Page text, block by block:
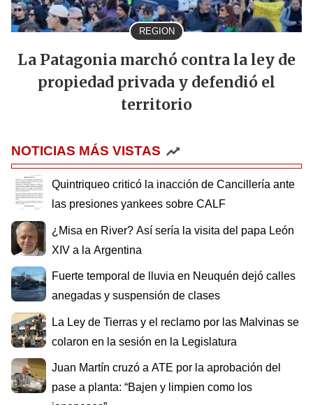
REGION
La Patagonia marchó contra la ley de
propiedad privada y defendió el
territorio
NOTICIAS MÁS VISTAS
Quintriqueo criticó la inacción de Cancillería ante
las presiones yankees sobre CALF
¿Misa en River? Así sería la visita del papa León
XIV a la Argentina
Fuerte temporal de lluvia en Neuquén dejó calles
anegadas y suspensión de clases
La Ley de Tierras y el reclamo por las Malvinas se
colaron en la sesión en la Legislatura
Juan Martín cruzó a ATE por la aprobación del
pase a planta: “Bajen y limpien como los